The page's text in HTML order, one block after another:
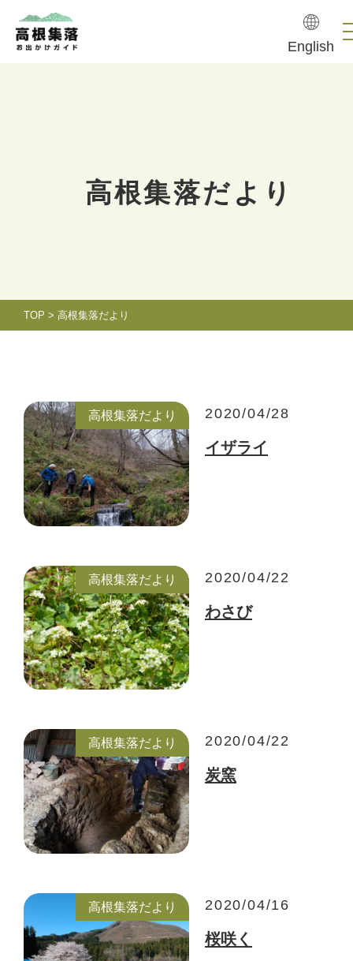
English
高根集落だより
TOP > 高根集落だより
高根集落だより 2020/04/28
イザライ
高根集落だより 2020/04/22
わさび
高根集落だより 2020/04/22
炭窯
高根集落だより 2020/04/16
桜咲く